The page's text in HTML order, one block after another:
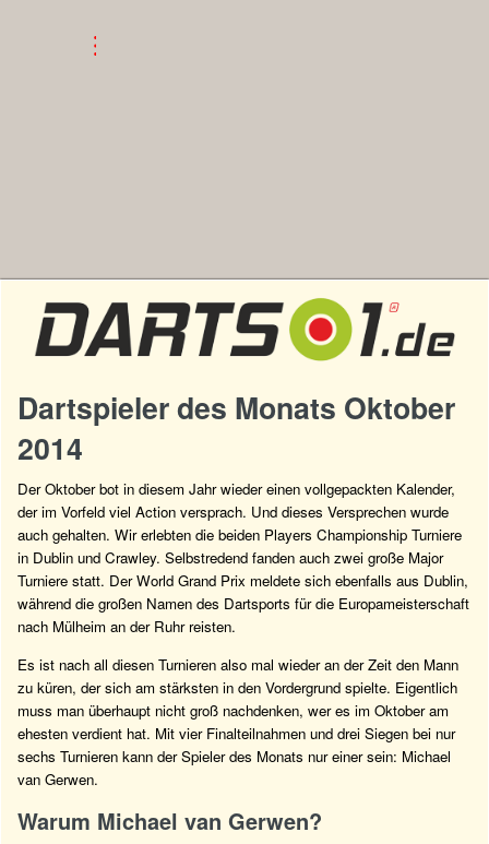
Dartspieler des Monats Oktober
2014
Der Oktober bot in diesem Jahr wieder einen vollgepackten Kalender,
der im Vorfeld viel Action versprach. Und dieses Versprechen wurde
auch gehalten. Wir erlebten die beiden Players Championship Turniere
in Dublin und Crawley. Selbstredend fanden auch zwei große Major
Turniere statt. Der World Grand Prix meldete sich ebenfalls aus Dublin,
während die großen Namen des Dartsports für die Europameisterschaft
nach Mülheim an der Ruhr reisten.
Es ist nach all diesen Turnieren also mal wieder an der Zeit den Mann
zu küren, der sich am stärksten in den Vordergrund spielte. Eigentlich
muss man überhaupt nicht groß nachdenken, wer es im Oktober am
ehesten verdient hat. Mit vier Finalteilnahmen und drei Siegen bei nur
sechs Turnieren kann der Spieler des Monats nur einer sein: Michael
van Gerwen.
Warum Michael van Gerwen?